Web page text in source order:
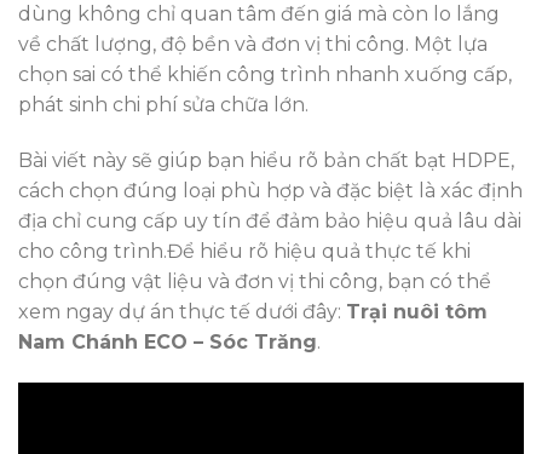
dùng không chỉ quan tâm đến giá mà còn lo lắng
về chất lượng, độ bền và đơn vị thi công. Một lựa
chọn sai có thể khiến công trình nhanh xuống cấp,
phát sinh chi phí sửa chữa lớn.
Bài viết này sẽ giúp bạn hiểu rõ bản chất bạt HDPE,
cách chọn đúng loại phù hợp và đặc biệt là xác định
địa chỉ cung cấp uy tín để đảm bảo hiệu quả lâu dài
cho công trình.Để hiểu rõ hiệu quả thực tế khi
chọn đúng vật liệu và đơn vị thi công, bạn có thể
xem ngay dự án thực tế dưới đây: Trại nuôi tôm
Nam Chánh ECO – Sóc Trăng.